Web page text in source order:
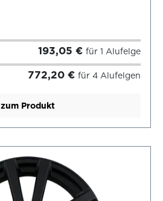
193,05 € für 1 Alufelge
772,20 € für 4 Alufelgen
zum Produkt